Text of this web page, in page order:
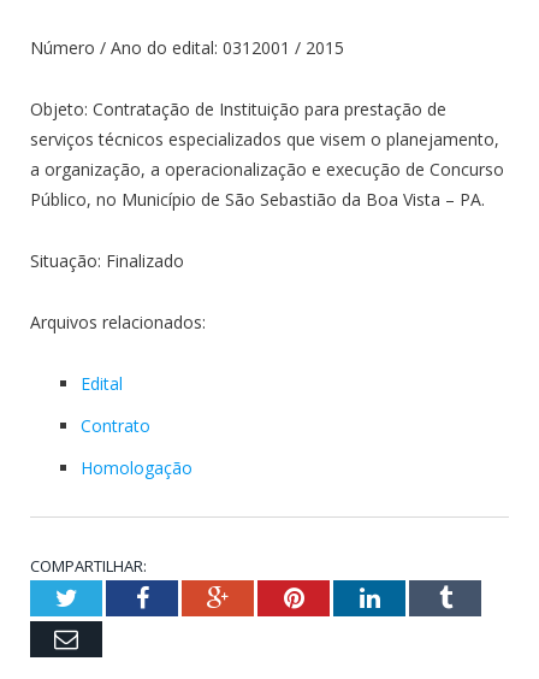
Número / Ano do edital: 0312001 / 2015
Objeto: Contratação de Instituição para prestação de
serviços técnicos especializados que visem o planejamento,
a organização, a operacionalização e execução de Concurso
Público, no Município de São Sebastião da Boa Vista – PA.
Situação: Finalizado
Arquivos relacionados:
Edital
Contrato
Homologação
COMPARTILHAR:
TwitterFacebookGoogle+PinterestLinkedInTumblr
Email